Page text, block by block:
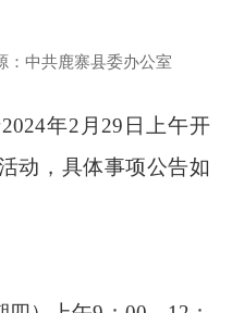
：中共鹿寨县委办公室
2024年2 月29 日上午开
动，具体事项公告如